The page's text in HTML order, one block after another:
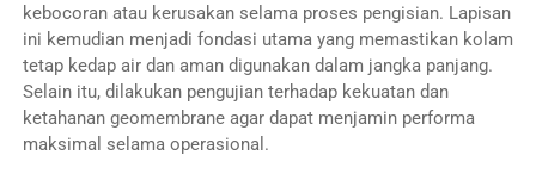
kebocoran atau kerusakan selama proses pengisian. Lapisan
ini kemudian menjadi fondasi utama yang memastikan kolam
tetap kedap air dan aman digunakan dalam jangka panjang.
Selain itu, dilakukan pengujian terhadap kekuatan dan
ketahanan geomembrane agar dapat menjamin performa
maksimal selama operasional.